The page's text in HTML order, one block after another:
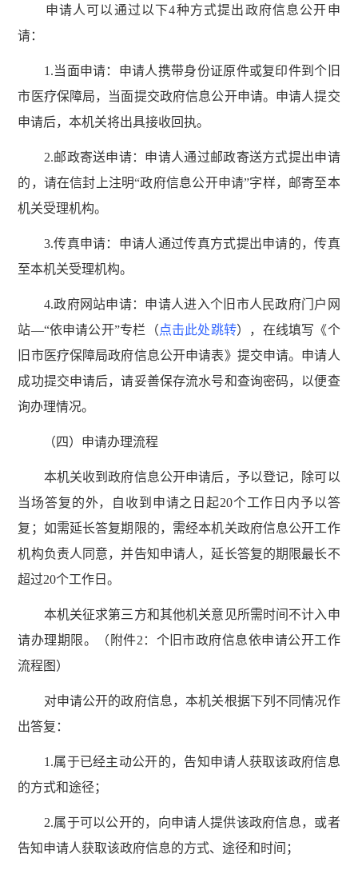
申请人可以通过以下4种方式提出政府信息公开申
请：
1.当面申请：申请人携带身份证原件或复印件到个旧
市医疗保障局，当面提交政府信息公开申请。申请人提交
申请后，本机关将出具接收回执。
2.邮政寄送申请：申请人通过邮政寄送方式提出申请
的，请在信封上注明“政府信息公开申请”字样，邮寄至本
机关受理机构。
3.传真申请：申请人通过传真方式提出申请的，传真
至本机关受理机构。
4.政府网站申请：申请人进入个旧市人民政府门户网
站—“依申请公开”专栏（点击此处跳转），在线填写《个
旧市医疗保障局政府信息公开申请表》提交申请。申请人
成功提交申请后，请妥善保存流水号和查询密码，以便查
询办理情况。
（四）申请办理流程
本机关收到政府信息公开申请后，予以登记，除可以
当场答复的外，自收到申请之日起20个工作日内予以答
复；如需延长答复期限的，需经本机关政府信息公开工作
机构负责人同意，并告知申请人，延长答复的期限最长不
超过20个工作日。
本机关征求第三方和其他机关意见所需时间不计入申
请办理期限。（附件2：个旧市政府信息依申请公开工作
流程图）
对申请公开的政府信息，本机关根据下列不同情况作
出答复：
1.属于已经主动公开的，告知申请人获取该政府信息
的方式和途径；
2.属于可以公开的，向申请人提供该政府信息，或者
告知申请人获取该政府信息的方式、途径和时间；